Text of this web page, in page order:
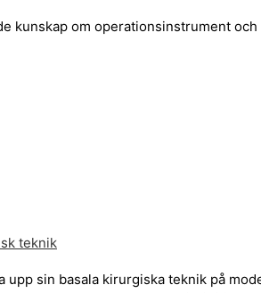
kunskap om operationsinstrument
teknik
sin basala kirurgiska teknik på